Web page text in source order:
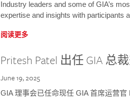
Industry leaders and some of GIA’s
expertise and insights with participants
阅读更多
Pritesh Patel 出任 GIA 总
June 19, 2025
GIA 理事会已任命现任 GIA 首席运营